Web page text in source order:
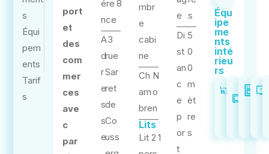
s
Équi
pem
ents
Tarif
s
port
et
des
com
mer
ces
ave
c
par
ére
nce
8
A
d
r
e
s
s
e
3
rue
Sar
ret
de
Co
uss
mbr
e
cabi
ne
Ch
am
bre
N
o
n
Lits
Lit 2 1
e s
Di
st
an
c
e
p
or
t
5
0
0
m
èt
re
s
Équ
ipe
me
nts
inté
rieu
rs